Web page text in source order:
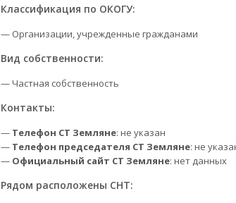
Классификация по ОКОГУ:
— Организации, учрежденные гражданами
Вид собственности:
— Частная собственность
Контакты:
— Телефон СТ Земляне: не указан
— Телефон председателя СТ Земляне: не
— Официальный сайт СТ Земляне: нет данных
Рядом расположены СНТ: